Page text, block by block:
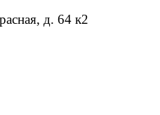
д. 64 к2